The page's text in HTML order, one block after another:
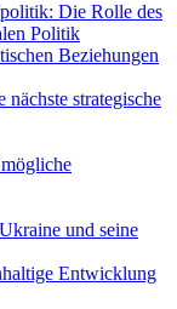
Die Rolle des
Politik
Beziehungen
strategische
und seine
Entwicklung